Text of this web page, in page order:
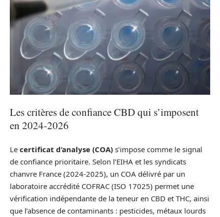
Les critères de confiance CBD qui s’imposent
en 2024-2026
Le certificat d’analyse (COA) s’impose comme le signal
de confiance prioritaire. Selon l’EIHA et les syndicats
chanvre France (2024-2025), un COA délivré par un
laboratoire accrédité COFRAC (ISO 17025) permet une
vérification indépendante de la teneur en CBD et THC, ainsi
que l’absence de contaminants : pesticides, métaux lourds